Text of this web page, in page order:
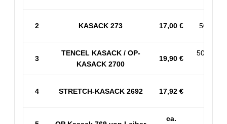
2 KASACK 273 17,00 € 50%
3
TENCEL KASACK / OP-
KASACK 2700
19,90 €
50%
4 STRETCH-KASACK 2692 17,92 €
ca.